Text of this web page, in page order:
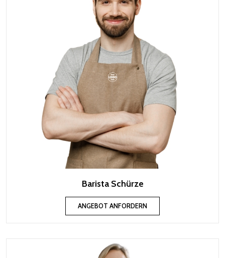
Barista Schürze
ANGEBOT ANFORDERN